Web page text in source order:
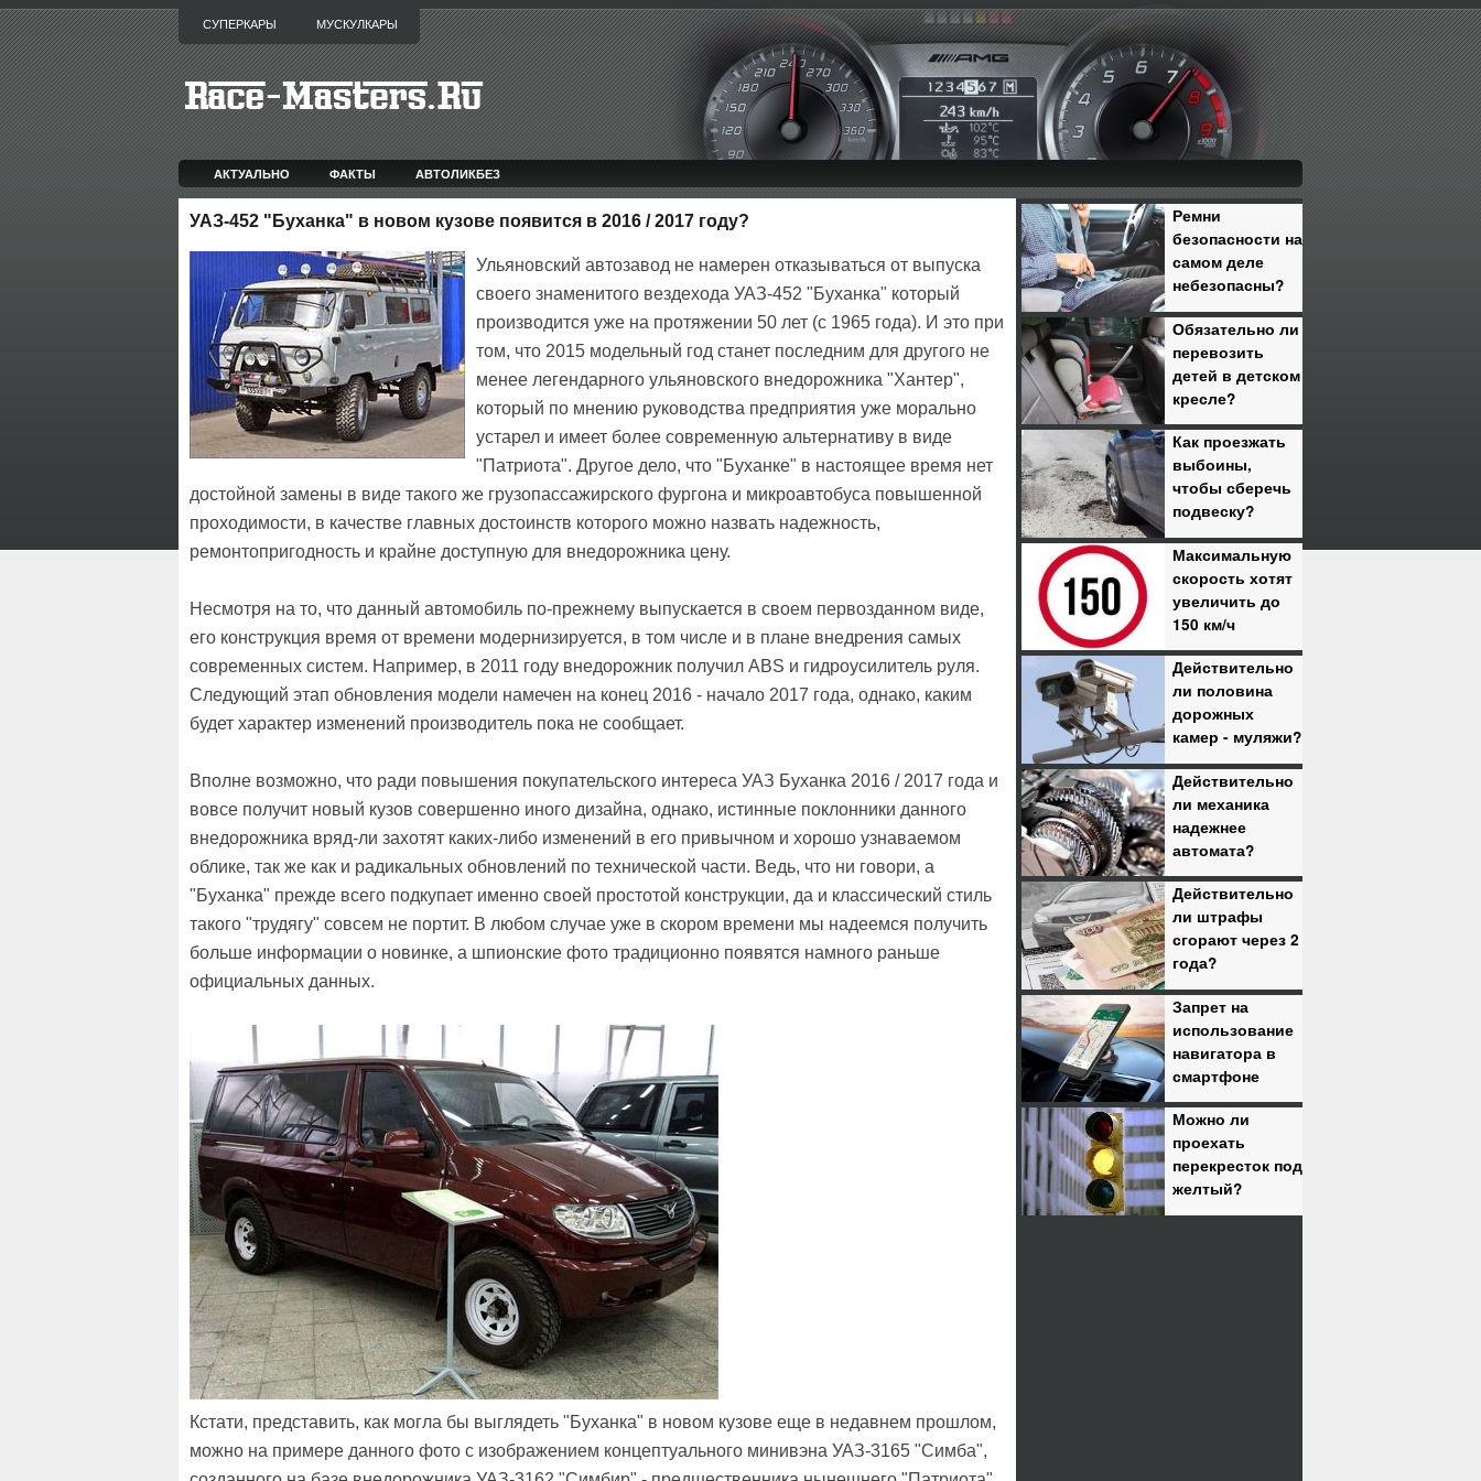
СУПЕРКАРЫ МУСКУЛКАРЫ
АКТУАЛЬНО ФАКТЫ АВТОЛИКБЕЗ
УАЗ-452 "Буханка" в новом кузове появится в 2016 / 2017 году?
Ульяновский автозавод не намерен отказываться от выпуска
своего знаменитого вездехода УАЗ-452 "Буханка" который
производится уже на протяжении 50 лет (с 1965 года). И это при
том, что 2015 модельный год станет последним для другого не
менее легендарного ульяновского внедорожника "Хантер",
который по мнению руководства предприятия уже морально
устарел и имеет более современную альтернативу в виде
"Патриота". Другое дело, что "Буханке" в настоящее время нет
достойной замены в виде такого же грузопассажирского фургона и микроавтобуса повышенной
проходимости, в качестве главных достоинств которого можно назвать надежность,
ремонтопригодность и крайне доступную для внедорожника цену.
Несмотря на то, что данный автомобиль по-прежнему выпускается в своем первозданном виде,
его конструкция время от времени модернизируется, в том числе и в плане внедрения самых
современных систем. Например, в 2011 году внедорожник получил ABS и гидроусилитель руля.
Следующий этап обновления модели намечен на конец 2016 - начало 2017 года, однако, каким
будет характер изменений производитель пока не сообщает.
Вполне возможно, что ради повышения покупательского интереса УАЗ Буханка 2016 / 2017 года и
вовсе получит новый кузов совершенно иного дизайна, однако, истинные поклонники данного
внедорожника вряд-ли захотят каких-либо изменений в его привычном и хорошо узнаваемом
облике, так же как и радикальных обновлений по технической части. Ведь, что ни говори, а
"Буханка" прежде всего подкупает именно своей простотой конструкции, да и классический стиль
такого "трудягу" совсем не портит. В любом случае уже в скором времени мы надеемся получить
больше информации о новинке, а шпионские фото традиционно появятся намного раньше
официальных данных.
Кстати, представить, как могла бы выглядеть "Буханка" в новом кузове еще в недавнем прошлом,
можно на примере данного фото с изображением концептуального минивэна УАЗ-3165 "Симба",
Ремни
безопасности на
самом деле
небезопасны?
Обязательно ли
перевозить
детей в детском
кресле?
Как проезжать
выбоины,
чтобы сберечь
подвеску?
Максимальную
скорость хотят
увеличить до
150 км/ч
Действительно
ли половина
дорожных
камер - муляжи?
Действительно
ли механика
надежнее
автомата?
Действительно
ли штрафы
сгорают через 2
года?
Запрет на
использование
навигатора в
смартфоне
Можно ли
проехать
перекресток под
желтый?